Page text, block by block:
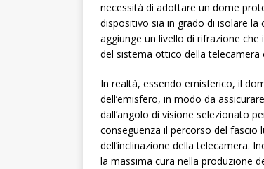
necessità di adottare un dome
dispositivo sia in grado di isolare
aggiunge un livello di rifrazione
del sistema ottico della
In realtà, essendo emisferico, il
dell’emisfero, in modo da
dall’angolo di visione selezionato
conseguenza il percorso del
dell’inclinazione della telecamera.
la massima cura nella produzione